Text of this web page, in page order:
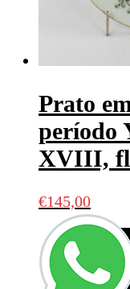
Prato
período
XVIII,
€145,00